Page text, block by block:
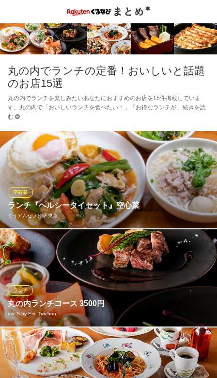
丸の内でランチの定番！おいしいと話題
のお店15選
丸の内でランチを楽しみたいあなたにおすすめのお店を15件掲載していま
す。丸の内で「おいしいランチを食べたい！」「お得なランチが
続きを読
む
ランチ『ヘルシータイセット』空心菜
サイアムセラドン 東京
空芯菜
空心菜と豚肉のピリ辛炒めごはんとタイ醤油ヌードルSet 1,450
円 ■ミニサラダ付き タイの特製味噌で炒めた人気の一品
おすすめランチメニュー
【期間限定販売】鶏肉のグリルグリーンカレーソース彩野菜添えサラダ、スープ、デザート付き★
1,580円(税込)
チェンマイガパオSET
1,450円(税込)
チェンマイガパオ ＆ グリーンカレーSET
1,470円(税込)
ランチメニューをもっと見る
丸の内ランチコース 3500円
eric’S by Eric Trochon
ランチ
魚料理、肉料理の日替わりのメインメニューから1品と、本日の前
菜、デザートなどをお愉しみいただけるプリフィックスのスペシ
ャルランチ。※黒毛和牛のステーキも+1,500円で変更可。ランチ接
待やママ会、誕生会などはもちろん、優雅なランチを楽しみたい